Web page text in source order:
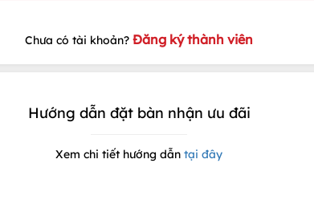
Chưa có tài khoản? Đăng ký thành viên
Hướng dẫn đặt bàn nhận ưu đãi
Xem chi tiết hướng dẫn tại đây